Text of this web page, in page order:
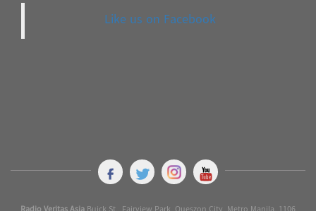
Like us on Facebook